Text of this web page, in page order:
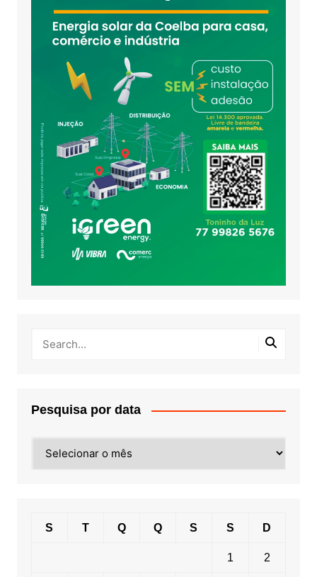
Pesquisa por data
por
S T Q Q S S D
1 2